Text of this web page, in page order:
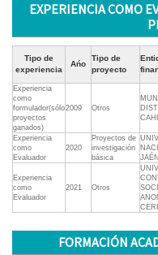
EXPERIENCIA COMO
Tipo de
experiencia
Ańo
Tipo de
proyecto
Experiencia
como
formulador(sólo
proyectos
ganados)
2009 Otros
Experiencia
como
Evaluador
2020
Proyectos de
investigación
básica
JAÉN
Experiencia
como
Evaluador
2021 Otros
FORMACIÓN